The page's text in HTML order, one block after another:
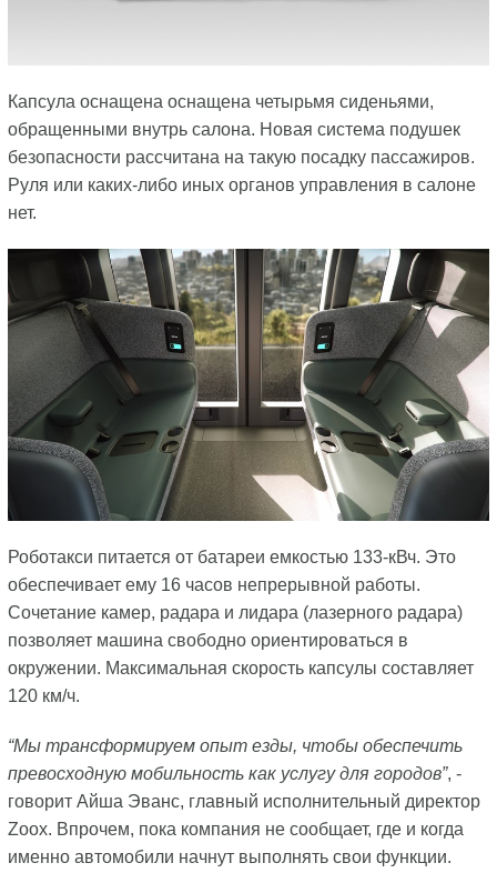
Капсула оснащена оснащена четырьмя сиденьями,
обращенными внутрь салона. Новая система подушек
безопасности рассчитана на такую посадку пассажиров.
Руля или каких-либо иных органов управления в салоне
нет.
Роботакси питается от батареи емкостью 133-кВч. Это
обеспечивает ему 16 часов непрерывной работы.
Сочетание камер, радара и лидара (лазерного радара)
позволяет машина свободно ориентироваться в
окружении. Максимальная скорость капсулы составляет
120 км/ч.
“Мы трансформируем опыт езды, чтобы обеспечить
превосходную мобильность как услугу для городов”, -
говорит Айша Эванс, главный исполнительный директор
Zoox. Впрочем, пока компания не сообщает, где и когда
именно автомобили начнут выполнять свои функции.